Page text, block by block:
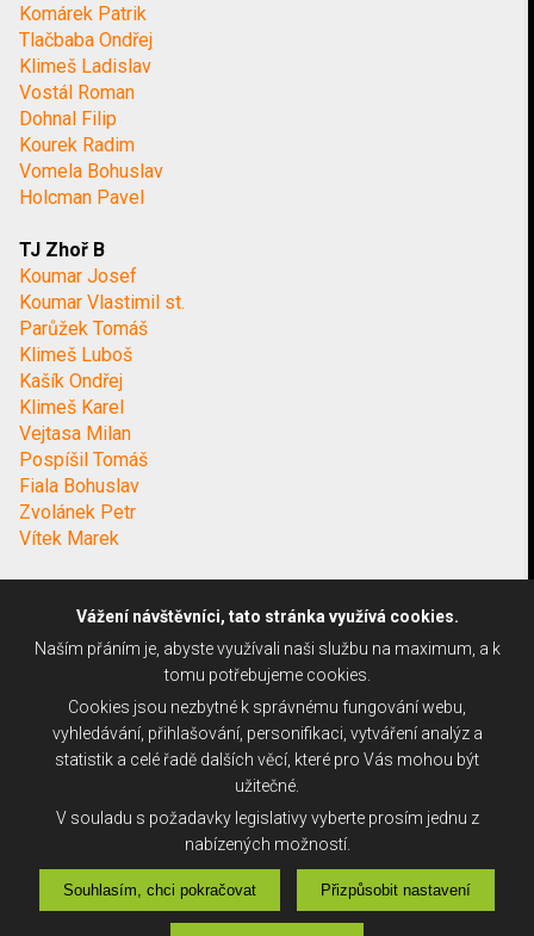
Komárek Patrik
Tlačbaba Ondřej
Klimeš Ladislav
Vostál Roman
Dohnal Filip
Kourek Radim
Vomela Bohuslav
Holcman Pavel
TJ Zhoř B
Koumar Josef
Koumar Vlastimil st.
Parůžek Tomáš
Klimeš Luboš
Kašík Ondřej
Klimeš Karel
Vejtasa Milan
Pospíšil Tomáš
Fiala Bohuslav
Zvolánek Petr
Vítek Marek
Vážení návštěvníci, tato stránka využívá cookies.
Naším přáním je, abyste využívali naši službu na maximum, a k
tomu potřebujeme cookies.
Cookies jsou nezbytné k správnému fungování webu,
vyhledávání, přihlašování, personifikaci, vytváření analýz a
statistik a celé řadě dalších věcí, které pro Vás mohou být
užitečné.
V souladu s požadavky legislativy vyberte prosím jednu z
nabízených možností.
Souhlasím, chci pokračovat Přizpůsobit nastavení